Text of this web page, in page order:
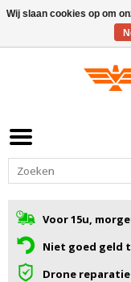
Voor 15u,
Niet goed geld
Drone
Wij slaan cookies op om